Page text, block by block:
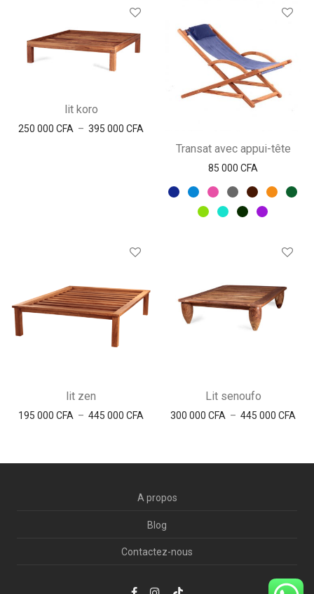
lit koro
250 000 CFA – 395 000 CFA
Transat avec appui-tête
85 000 CFA
lit zen
195 000 CFA – 445 000 CFA Plage de prix : 195 000 CFA à 445 000
Lit senoufo
300 000 CFA – 445 000 CFA
A propos
Blog
Contactez-nous